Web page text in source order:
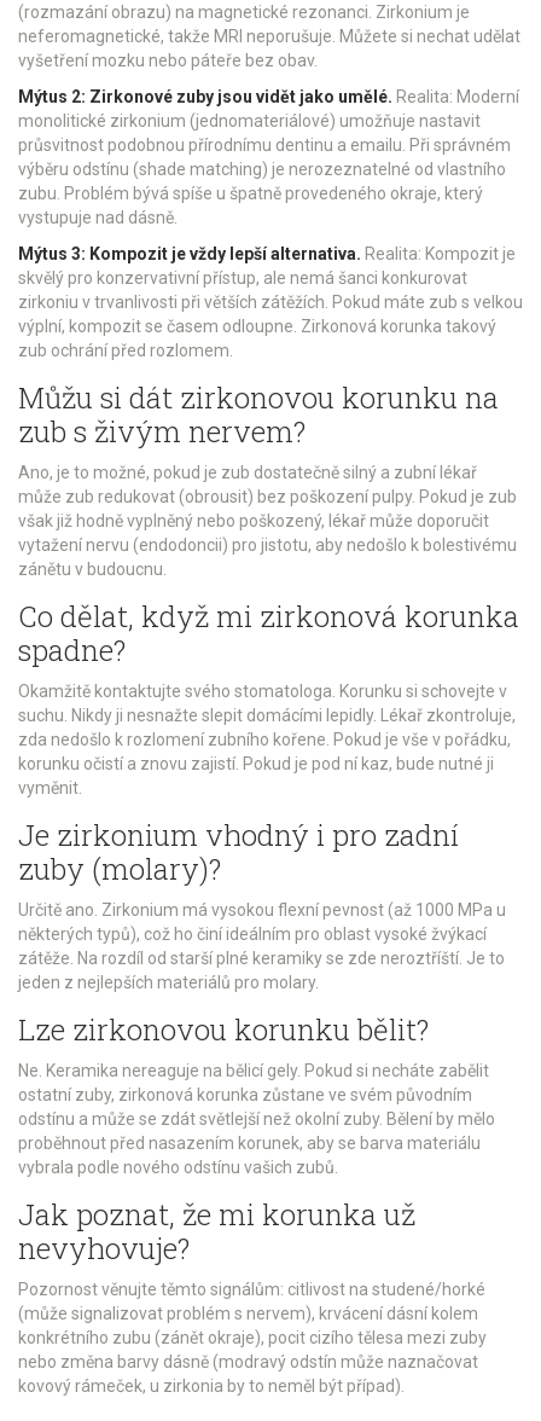
(rozmazání obrazu) na magnetické rezonanci. Zirkonium je
neferomagnetické, takže MRI neporušuje. Můžete si nechat udělat
vyšetření mozku nebo páteře bez obav.
Mýtus 2: Zirkonové zuby jsou vidět jako umělé. Realita: Moderní
monolitické zirkonium (jednomateriálové) umožňuje nastavit
průsvitnost podobnou přírodnímu dentinu a emailu. Při správném
výběru odstínu (shade matching) je nerozeznatelné od vlastního
zubu. Problém bývá spíše u špatně provedeného okraje, který
vystupuje nad dásně.
Mýtus 3: Kompozit je vždy lepší alternativa. Realita: Kompozit je
skvělý pro konzervativní přístup, ale nemá šanci konkurovat
zirkoniu v trvanlivosti při větších zátěžích. Pokud máte zub s velkou
výplní, kompozit se časem odloupne. Zirkonová korunka takový
zub ochrání před rozlomem.
Můžu si dát zirkonovou korunku na
zub s živým nervem?
Ano, je to možné, pokud je zub dostatečně silný a zubní lékař
může zub redukovat (obrousit) bez poškození pulpy. Pokud je zub
však již hodně vyplněný nebo poškozený, lékař může doporučit
vytažení nervu (endodoncii) pro jistotu, aby nedošlo k bolestivému
zánětu v budoucnu.
Co dělat, když mi zirkonová korunka
spadne?
Okamžitě kontaktujte svého stomatologa. Korunku si schovejte v
suchu. Nikdy ji nesnažte slepit domácími lepidly. Lékař zkontroluje,
zda nedošlo k rozlomení zubního kořene. Pokud je vše v pořádku,
korunku očistí a znovu zajistí. Pokud je pod ní kaz, bude nutné ji
vyměnit.
Je zirkonium vhodný i pro zadní
zuby (molary)?
Určitě ano. Zirkonium má vysokou flexní pevnost (až 1000 MPa u
některých typů), což ho činí ideálním pro oblast vysoké žvýkací
zátěže. Na rozdíl od starší plné keramiky se zde neroztříští. Je to
jeden z nejlepších materiálů pro molary.
Lze zirkonovou korunku bělit?
Ne. Keramika nereaguje na bělicí gely. Pokud si necháte zabělit
ostatní zuby, zirkonová korunka zůstane ve svém původním
odstínu a může se zdát světlejší než okolní zuby. Bělení by mělo
proběhnout před nasazením korunek, aby se barva materiálu
vybrala podle nového odstínu vašich zubů.
Jak poznat, že mi korunka už
nevyhovuje?
Pozornost věnujte těmto signálům: citlivost na studené/horké
(může signalizovat problém s nervem), krvácení dásní kolem
konkrétního zubu (zánět okraje), pocit cizího tělesa mezi zuby
nebo změna barvy dásně (modravý odstín může naznačovat
kovový rámeček, u zirkonia by to neměl být případ).